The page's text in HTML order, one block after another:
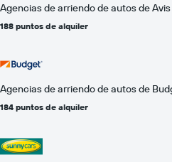
Agencias de arriendo de autos de
188 puntos de alquiler
Agencias de arriendo de autos de
184 puntos de alquiler